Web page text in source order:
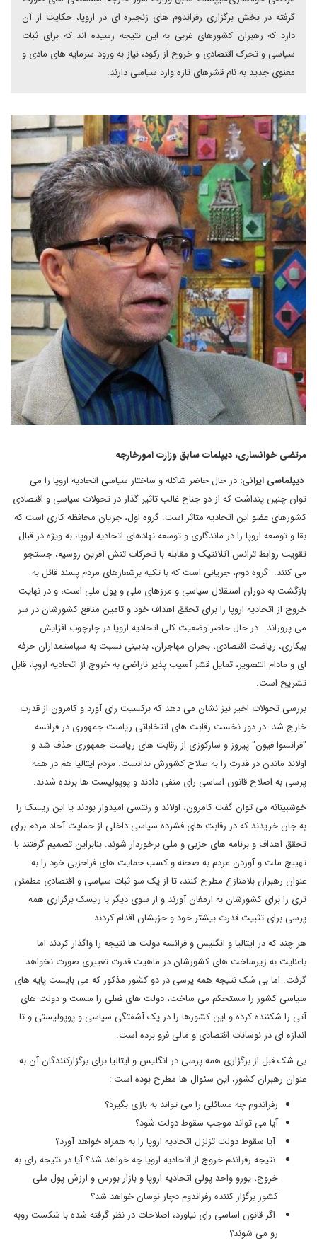
گرفته در بخش برگزاری رفراندوم های زنجیره ای در اروپا، حکایت از آن
دارد که رهبران کشورهای غربی به این نتیجه رسیده اند که برای ثبات
سیاسی و تحرک اقتصادی و خروج از رکود، نیاز به ورود سرمایه های مادی و
معنوی جدید به نام قشرهای تازه وارد سیاسی دارند.
مرتضی خوانساری، دیپلمات سابق وزارت امورخارجه
دیپلماسی ایرانی: در حال حاضر شاکله و ساختار سیاسی اتحادیه اروپا را می
توان چنین پنداشت که از دو جناح غالب تاثیر گذار در تحولات سیاسی و اقتصادی
کشورهای عضو این اتحادیه متاثر است. گروه اول، جریان محافظه کاری است که
بقا و توسعه اروپا را در ماندگاری و توسعه نهادهای اتحادیه اروپا، به ویژه در قبال
تقویت روابط ترانس آتلانتیک و مقابله با تحرکات تنش آفرین روسیه، جستجو
می کنند. گروه دوم، جریانی است که با تکیه برشعارهای مردم پسند قائل به
بازگشت به دوران استقلال سیاسی و مرزهای ملی و پول ملی است، و در نهایت
خروج از اتحادیه اروپا را برای تحقق اهداف خود و تامین منافع کشورشان در سر
می پروراند. در حال حاضر وضعیت کلی اتحادیه اروپا در چارچوب افزایش
بیکاری، ریاضت اقتصادی، بحران مهاجران، بدبینی نسبت به سیاستمداران حرفه
ای و مادام التصویر، تمایل قشر آسیب پذیر ناراضی به خروج از اتحادیه اروپا، قابل
تشریح است.
بررسی تحولات اخیر نیز نشان می دهد که برکسیت رای آورد و کامرون از قدرت
خارج شد. در دور نخست رقابت های انتخاباتی ریاست جمهوری در فرانسه
"فرانسوا فیون" پیروز و سارکوزی از رقابت های ریاست جمهوری حذف شد و
اولاند ماندن در قدرت را به صلاح کشورش ندانست. مردم ایتالیا هم در همه
پرسی به اصلاح قانون اساسی رای منفی دادند و پوپولیست ها برنده شدند.
خوشبینانه می توان گفت کامرون، اولاند و رنتسی امیدوار بودند یا این ریسک را
به جان خریدند که در رقابت های فشرده سیاسی داخلی از حمایت آحاد مردم برای
تحقق اهداف و برنامه های حزبی و ملی برخوردار شوند. بنابراین تصمیم گرفتند با
تهییج ملت و آوردن مردم به صحنه و کسب حمایت های فراحزبی خود را به
عنوان رهبران بلامنازع مطرح کنند، تا از یک سو ثبات سیاسی و اقتصادی مطمئن
تری را برای کشورشان به ارمغان آورند و از سوی دیگر با ریسک برگزاری همه
پرسی برای تثبیت قدرت بیشتر خود و حزبشان اقدام کردند.
هر چند که در ایتالیا و انگلیس و فرانسه دولت ها نتیجه را واگذار کردند اما
باعنایت به زیرساخت های کشورشان در ماهیت قدرت تغییری صورت نخواهد
گرفت. اما بی شک نتیجه همه پرسی در دو کشور مذکور که می بایست پایه های
سیاسی کشور را مستحکم می ساخت، دولت های فعلی را سست و دولت های
آتی را شکننده کرده و این کشورها را در یک آشفتگی سیاسی و پوپولیستی و تا
اندازه ای در نوسانات اقتصادی و مالی فرو برده است.
بی شک قبل از برگزاری همه پرسی در انگلیس و ایتالیا برای برگزارکنندگان آن به
عنوان رهبران کشور، این سئوال ها مطرح بوده است :
رفراندوم چه مسائلی را می تواند به بازی بگیرد؟
آیا می تواند موجب سقوط دولت شود؟
آیا سقوط دولت تزلزل اتحادیه اروپا را به همراه خواهد آورد؟
نتیجه رفراندم خروج از اتحادیه اروپا چه خواهد شد؟ آیا در نتیجه رای به
خروج، یورو واحد پولی اتحادیه اروپا و بازار بورس و ارزش پول ملی
کشور برگزار کننده رفراندوم دچار نوسان خواهد شد؟
اگر قانون اساسی رای نیاورد، اصلاحات در نظر گرفته شده با شکست روبه
رو می شوند؟